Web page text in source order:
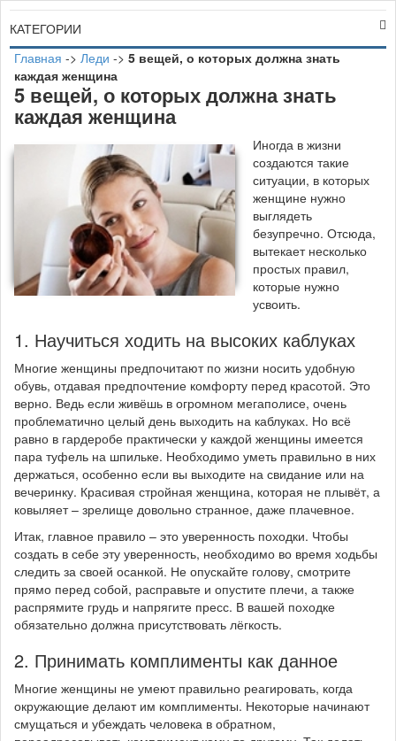
КАТЕГОРИИ
Главная -> Леди -> 5 вещей, о которых должна знать
каждая женщина
5 вещей, о которых должна знать
каждая женщина
Иногда в жизни
создаются такие
ситуации, в которых
женщине нужно
выглядеть
безупречно. Отсюда,
вытекает несколько
простых правил,
которые нужно
усвоить.
1. Научиться ходить на высоких каблуках
Многие женщины предпочитают по жизни носить удобную
обувь, отдавая предпочтение комфорту перед красотой. Это
верно. Ведь если живёшь в огромном мегаполисе, очень
проблематично целый день выходить на каблуках. Но всё
равно в гардеробе практически у каждой женщины имеется
пара туфель на шпильке. Необходимо уметь правильно в них
держаться, особенно если вы выходите на свидание или на
вечеринку. Красивая стройная женщина, которая не плывёт, а
ковыляет – зрелище довольно странное, даже плачевное.
Итак, главное правило – это уверенность походки. Чтобы
создать в себе эту уверенность, необходимо во время ходьбы
следить за своей осанкой. Не опускайте голову, смотрите
прямо перед собой, расправьте и опустите плечи, а также
распрямите грудь и напрягите пресс. В вашей походке
обязательно должна присутствовать лёгкость.
2. Принимать комплименты как данное
Многие женщины не умеют правильно реагировать, когда
окружающие делают им комплименты. Некоторые начинают
смущаться и убеждать человека в обратном,